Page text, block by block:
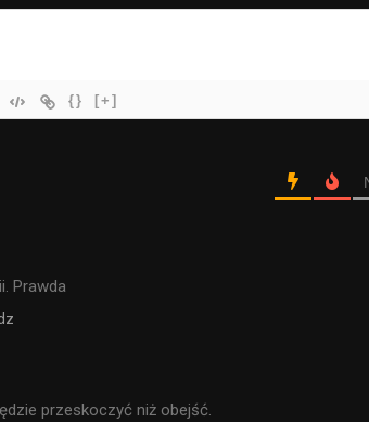
{} [+]
Prawda
przeskoczyć niż obejść.